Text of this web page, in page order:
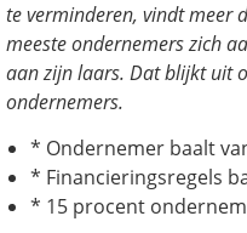
te verminderen, vindt meer
meeste ondernemers zich
aan zijn laars. Dat blijkt uit
ondernemers.
* Ondernemer baalt
* Financieringsregels
* 15 procent